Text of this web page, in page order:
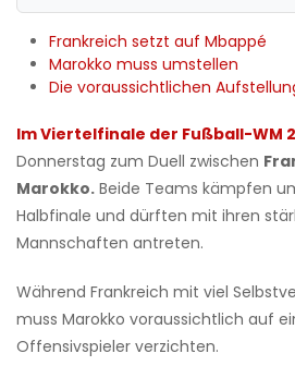
​Frankreich setzt auf Mbappé
​Marokko muss umstellen
​Die voraussichtlichen
Im Viertelfinale der Fußball-WM
Donnerstag zum Duell zwischen
Marokko. Beide Teams kämpfen
Halbfinale und dürften mit ihren
Mannschaften antreten.
Während Frankreich mit viel
muss Marokko voraussichtlich auf
Offensivspieler verzichten.